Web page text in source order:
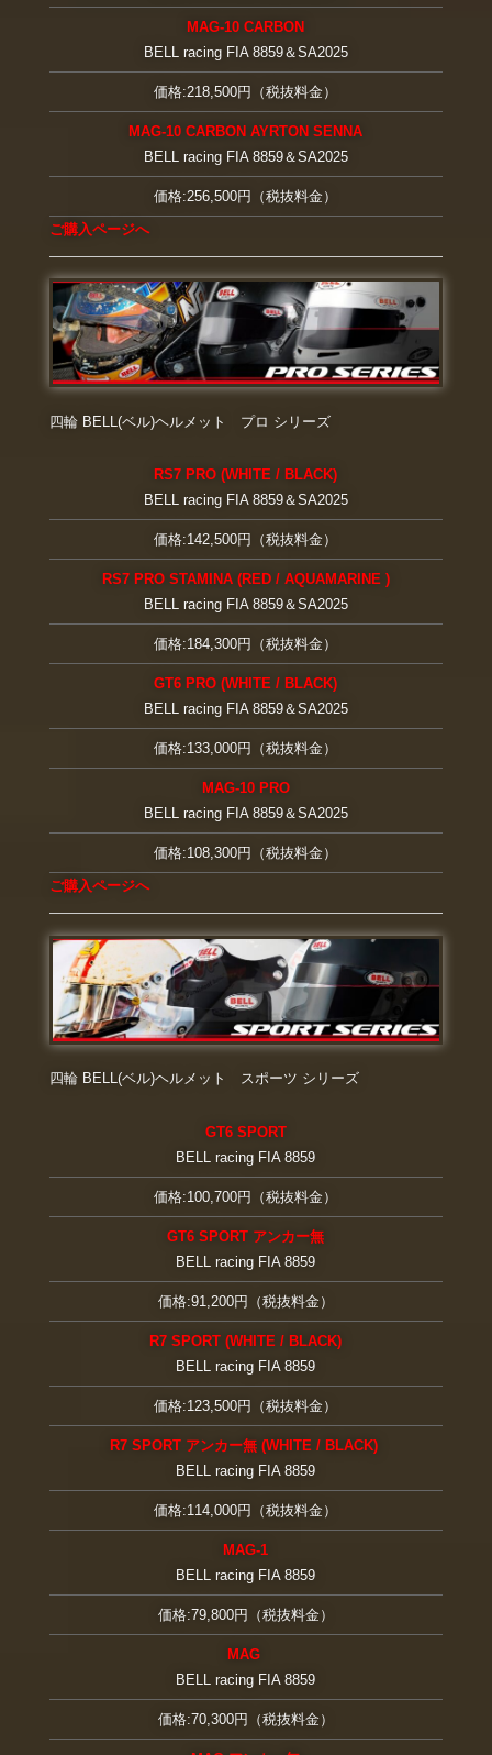
MAG-10 CARBON
BELL racing FIA 8859＆SA2025
価格:218,500円（税抜料金）
MAG-10 CARBON AYRTON SENNA
BELL racing FIA 8859＆SA2025
価格:256,500円（税抜料金）
ご購入ページへ
四輪 BELL(ベル)ヘルメット プロ シリーズ
RS7 PRO (WHITE / BLACK)
BELL racing FIA 8859＆SA2025
価格:142,500円（税抜料金）
RS7 PRO STAMINA (RED / AQUAMARINE )
BELL racing FIA 8859＆SA2025
価格:184,300円（税抜料金）
GT6 PRO (WHITE / BLACK)
BELL racing FIA 8859＆SA2025
価格:133,000円（税抜料金）
MAG-10 PRO
BELL racing FIA 8859＆SA2025
価格:108,300円（税抜料金）
ご購入ページへ
四輪 BELL(ベル)ヘルメット スポーツ シリーズ
GT6 SPORT
BELL racing FIA 8859
価格:100,700円（税抜料金）
GT6 SPORT アンカー無
BELL racing FIA 8859
価格:91,200円（税抜料金）
R7 SPORT (WHITE / BLACK)
BELL racing FIA 8859
価格:123,500円（税抜料金）
R7 SPORT アンカー無 (WHITE / BLACK)
BELL racing FIA 8859
価格:114,000円（税抜料金）
MAG-1
BELL racing FIA 8859
価格:79,800円（税抜料金）
MAG
BELL racing FIA 8859
価格:70,300円（税抜料金）